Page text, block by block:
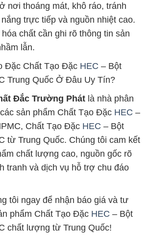
nơi thoáng mát, khô ráo, tránh
trực tiếp và nguồn nhiệt cao.
chất cần ghi rõ thông tin sản
lẫn.
Đặc Chất Tạo Đặc HEC – Bột
Trung Quốc Ở Đâu Uy Tín?
Đắc Trường Phát là nhà phân
sản phẩm Chất Tạo Đặc HEC –
Chất Tạo Đặc HEC – Bột
từ Trung Quốc. Chúng tôi cam kết
chất lượng cao, nguồn gốc rõ
tranh và dịch vụ hỗ trợ chu đáo
tôi ngay để nhận báo giá và tư
phẩm Chất Tạo Đặc HEC – Bột
chất lượng từ Trung Quốc!